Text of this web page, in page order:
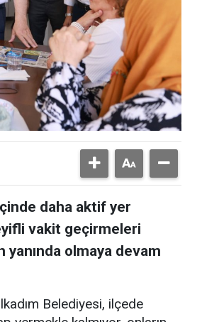
daha aktif yer
vakit geçirmeleri
olmaya devam
Belediyesi, ilçede